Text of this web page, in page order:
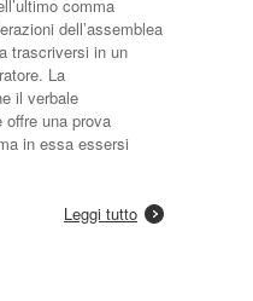
comma
dell’assemblea
trascriversi in un
La
il verbale
offre una prova
in essa essersi
Leggi tutto